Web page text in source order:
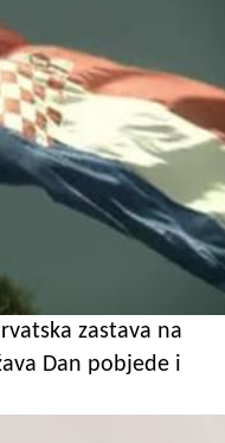
zastava na
Dan pobjede i